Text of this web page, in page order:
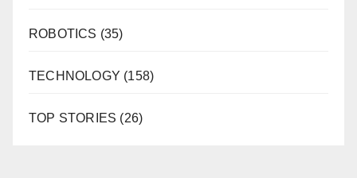
ROBOTICS (35)
TECHNOLOGY (158)
TOP STORIES (26)